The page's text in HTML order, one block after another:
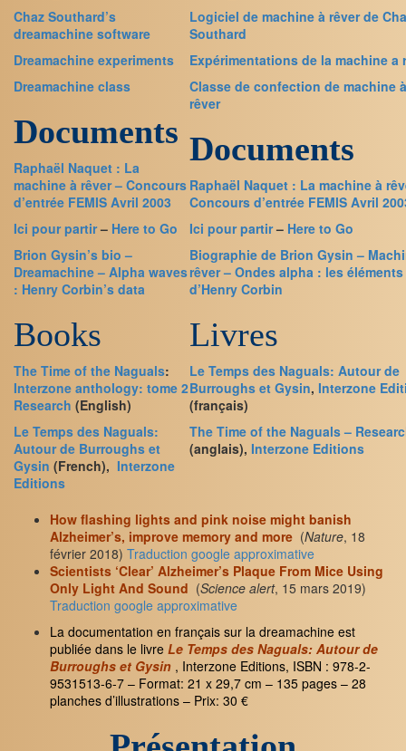
Chaz Southard’s
dreamachine software
Dreamachine experiments
Dreamachine class
Documents
Raphaël Naquet : La
machine à rêver – Concours
d’entrée FEMIS Avril 2003
Ici pour partir – Here to Go
Brion Gysin’s bio –
Dreamachine – Alpha waves
: Henry Corbin’s data
Books
The Time of the Naguals:
Interzone anthology: tome 2
Research (English)
Le Temps des Naguals:
Autour de Burroughs et
Gysin (French), Interzone
Editions
Logiciel de machine à rêver de
Southard
Expérimentations de la machine a
Classe de confection de machine à
rêver
Documents
Raphaël Naquet : La machine à
Concours d’entrée FEMIS Avril
Ici pour partir – Here to Go
Biographie de Brion Gysin –
rêver – Ondes alpha : les éléments
d’Henry Corbin
Livres
Le Temps des Naguals: Autour de
Burroughs et Gysin, Interzone
(français)
The Time of the Naguals –
(anglais), Interzone Editions
How flashing lights and pink noise might banish
Alzheimer’s, improve memory and more (Nature, 18
février 2018) Traduction google approximative
Scientists ‘Clear’ Alzheimer’s Plaque From Mice Using
Only Light And Sound (Science alert, 15 mars 2019)
Traduction google approximative
La documentation en français sur la dreamachine est
publiée dans le livre Le Temps des Naguals: Autour de
Burroughs et Gysin , Interzone Editions, ISBN : 978-2-
9531513-6-7 – Format: 21 x 29,7 cm – 135 pages – 28
planches d’illustrations – Prix: 30 €